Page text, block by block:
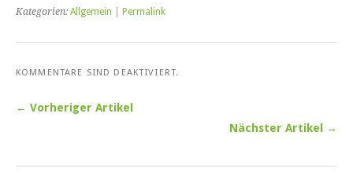
Kategorien: Allgemein Permalink
KOMMENTARE SIND DEAKTIVIERT.
← Vorheriger Artikel
Nächster Artikel →